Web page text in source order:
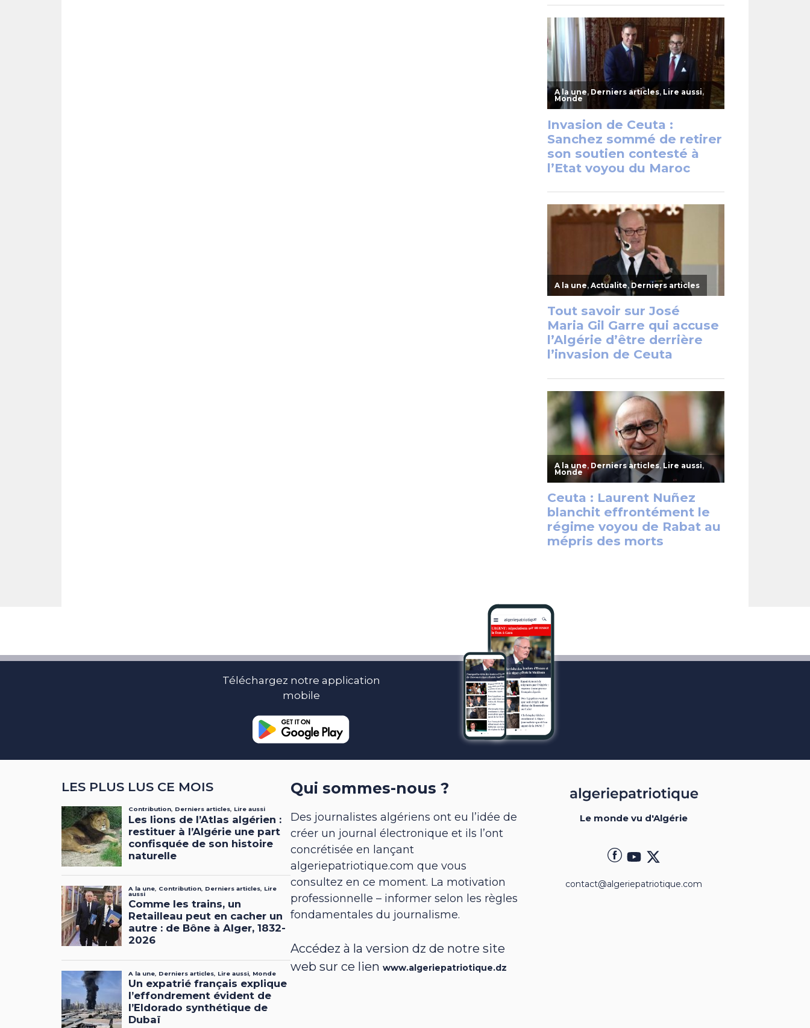
Téléchargez notre application
mobile
LES PLUS LUS CE MOIS Qui sommes-nous ?
Des journalistes algériens ont eu l’idée de
créer un journal électronique et ils l’ont
concrétisée en lançant
algeriepatriotique.com que vous
consultez en ce moment. La motivation
professionnelle – informer selon les règles
fondamentales du journalisme.
Accédez à la version dz de notre site
web sur ce lienwww.algeriepatriotique.dz
Le monde vu d'Algérie
contact@algeriepatriotique.com